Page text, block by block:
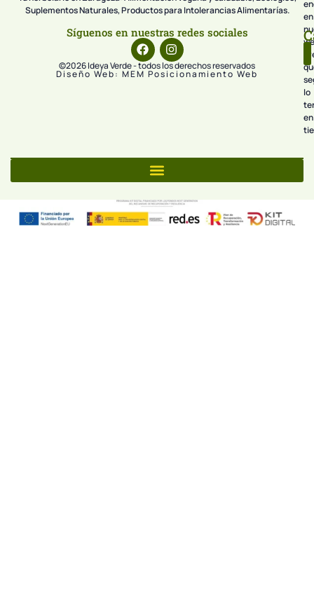
Suplementos Naturales, Productos para Intolerancias Alimentarías.
Síguenos en nuestras redes sociales
©2026 Ideya Verde - todos los derechos reservados
Diseño Web: MEM Posicionamiento Web
en
lo
en